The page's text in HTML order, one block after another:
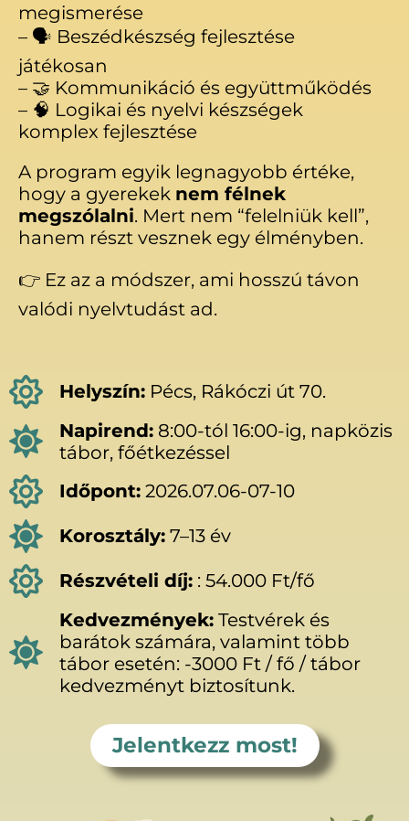
megismerése
– 🗣️ Beszédkészség fejlesztése
játékosan
– 🤝 Kommunikáció és együttműködés
– 🧠 Logikai és nyelvi készségek
komplex fejlesztése
A program egyik legnagyobb értéke,
hogy a gyerekek nem félnek
megszólalni. Mert nem “felelniük kell”,
hanem részt vesznek egy élményben.
👉 Ez az a módszer, ami hosszú távon
valódi nyelvtudást ad.
Helyszín: Pécs, Rákóczi út 70.
Napirend: 8:00-tól 16:00-ig, napközis
tábor, főétkezéssel
Időpont: 2026.07.06-07-10
Korosztály: 7–13 év
Részvételi díj: : 54.000 Ft/fő
Kedvezmények: Testvérek és
barátok számára, valamint több
tábor esetén: -3000 Ft / fő / tábor
kedvezményt biztosítunk.
Jelentkezz most!